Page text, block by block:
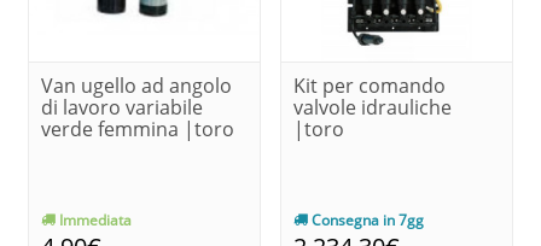
Van ugello ad angolo
di lavoro variabile
verde femmina |toro
Immediata
Kit per comando
valvole idrauliche
|toro
Consegna in 7gg